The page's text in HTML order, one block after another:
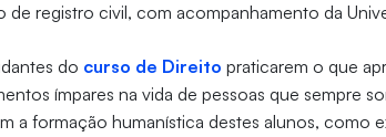
de registro civil, com acompanhamento da
do curso de Direito praticarem o que
ímpares na vida de pessoas que sempre
a formação humanística destes alunos, como